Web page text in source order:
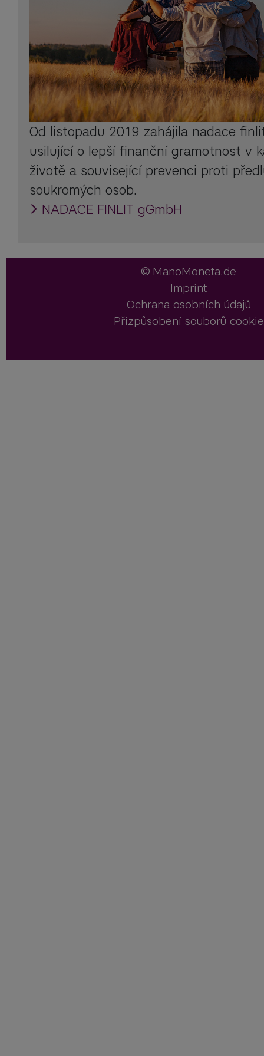
Od listopadu 2019 zahájila nadace
usilující o lepší finanční gramotnost v
životě a související prevenci proti
soukromých osob.
NADACE FINLIT gGmbH
ManoMoneta.de
Imprint
Ochrana osobních údajů
Přizpůsobení souborů cookie